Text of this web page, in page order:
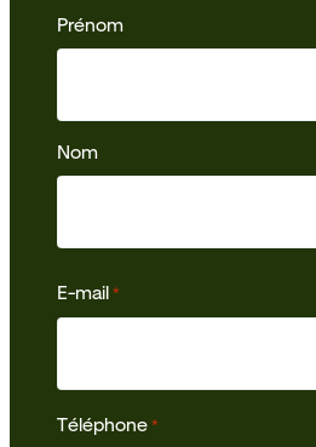
Prénom
Nom
E-mail *
Téléphone *